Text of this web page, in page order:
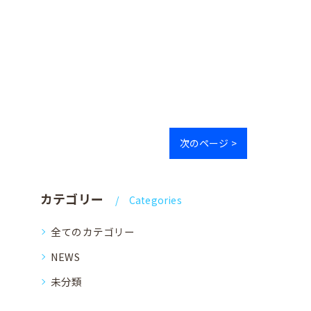
次のページ >
カテゴリー Categories
全てのカテゴリー
NEWS
未分類